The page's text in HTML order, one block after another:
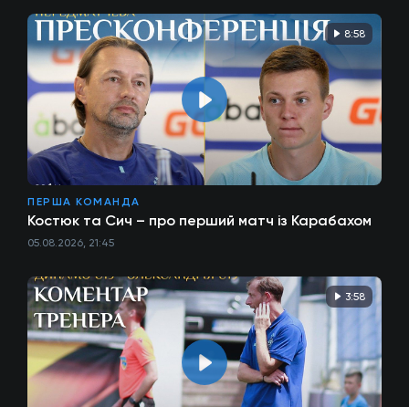
8:58
ПЕРША КОМАНДА
Костюк та Сич – про перший матч із Карабахом
05.08.2026, 21:45
3:58